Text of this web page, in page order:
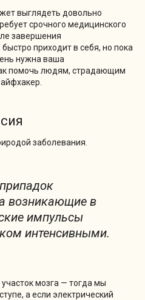
выглядеть довольно
срочного медицинского
завершения
приходит в себя, но пока
нужна ваша
помочь людям, страдающим
заболевания.
возникающие в
импульсы
интенсивными.
мозга — тогда мы
а если электрический